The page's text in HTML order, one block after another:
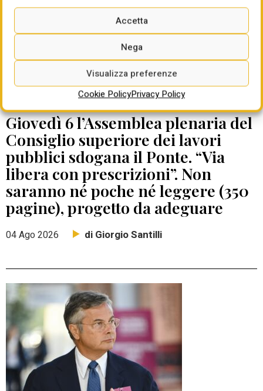
Accetta
Nega
Visualizza preferenze
Cookie PolicyPrivacy Policy
DATE DA RICORDARE
Giovedì 6 l’Assemblea plenaria del
Consiglio superiore dei lavori
pubblici sdogana il Ponte. “Via
libera con prescrizioni”. Non
saranno né poche né leggere (350
pagine), progetto da adeguare
04 Ago 2026 di Giorgio Santilli